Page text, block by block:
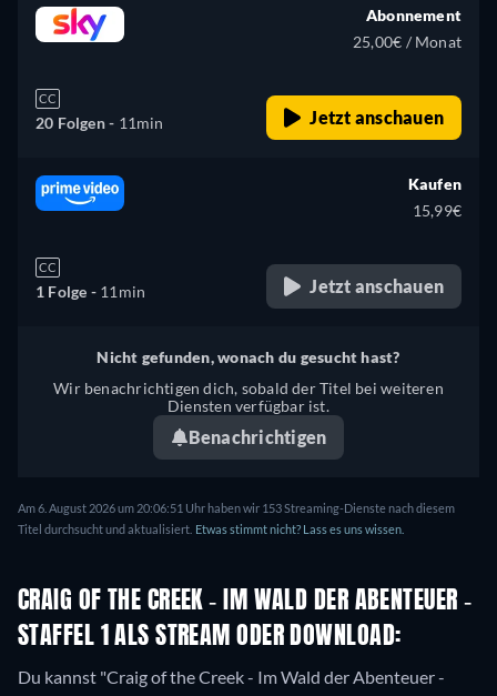
CC
20 Folgen - 11min
Abonnement
25,00€ / Monat
Jetzt anschauen
CC
1 Folge - 11min
Kaufen
15,99€
Jetzt anschauen
Nicht gefunden, wonach du gesucht hast?
Wir benachrichtigen dich, sobald der Titel bei weiteren
Diensten verfügbar ist.
Benachrichtigen
Am 6. August 2026 um 20:06:51 Uhr haben wir 153 Streaming-Dienste nach diesem
Titel durchsucht und aktualisiert. Etwas stimmt nicht? Lass es uns wissen.
CRAIG OF THE CREEK - IM WALD DER ABENTEUER -
STAFFEL 1 ALS STREAM ODER DOWNLOAD:
Du kannst "Craig of the Creek - Im Wald der Abenteuer -